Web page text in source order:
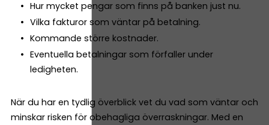
Hur mycket pengar som finns på banken just nu.
Vilka fakturor som väntar på betalning.
Kommande större kostnader.
Eventuella betalningar som förfaller under
ledigheten.
När du har en tydlig överblick vet du vad som väntar och
minskar risken för obehagliga överraskningar. Med en